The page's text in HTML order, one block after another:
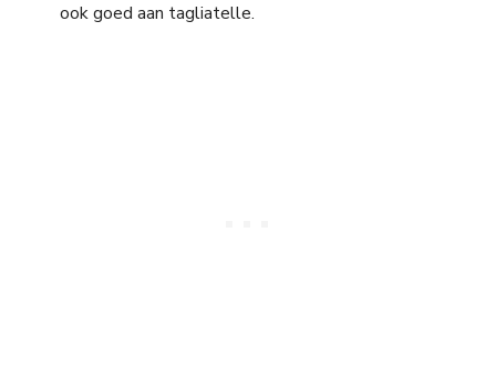
ook goed aan tagliatelle.